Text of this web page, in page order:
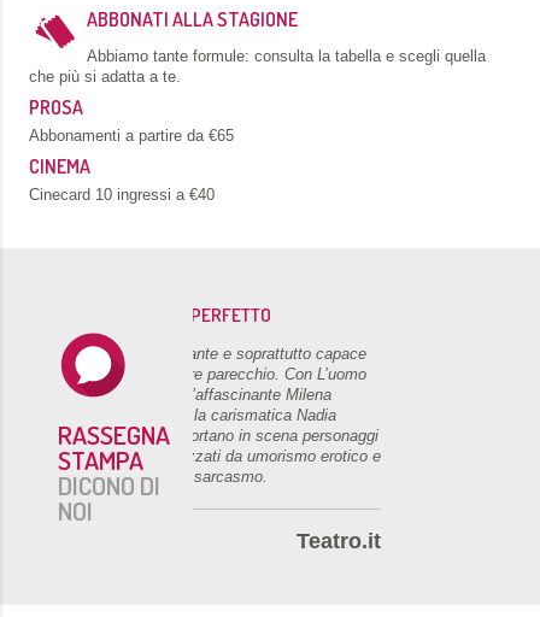
ABBONATI ALLA STAGIONE
Abbiamo tante formule: consulta la tabella e scegli quella
che più si adatta a te.
PROSA
Abbonamenti a partire da €65
CINEMA
Cinecard 10 ingressi a €40
RASSEGNA
STAMPA
DICONO DI
NOI
L’UOMO PERFETTO
Accattivante e soprattutto capace
di divertire parecchio. Con L’uomo
perfetto l’affascinante Milena
Miconi e la carismatica Nadia
Rinaldi portano in scena personaggi
caratterizzati da umorismo erotico e
tagliente sarcasmo.
Teatro.it